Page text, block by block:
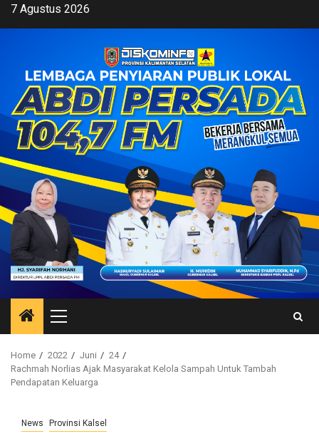
Skip7 Agustus 2026
Primary
Menu
Home 2022 Juni
24
Rachmah Norlias Ajak Masyarakat Kelola Sampah Untuk Tambah
Pendapatan Keluarga
News Provinsi Kalsel